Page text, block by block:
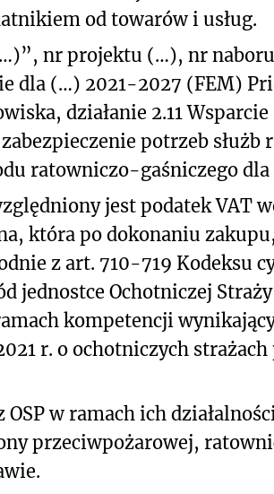
od towarów i usług.
nr projektu (…), nr
dla (…) 2021-2027 (FEM)
działanie 2.11 Wsparcie
potrzeb służb
ratowniczo-gaśniczego dla
jest podatek VAT
która po dokonaniu
z art. 710-719 Kodeksu
jednostce Ochotniczej
kompetencji
r. o ochotniczych
OSP w ramach ich
przeciwpożarowej,